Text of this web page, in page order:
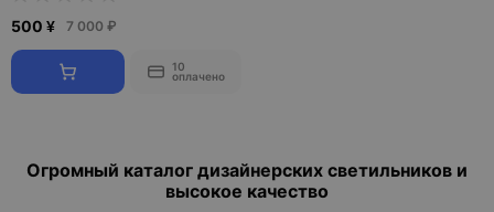
500 ¥ 7 000 ₽
10
оплачено
Огромный каталог дизайнерских светильников и
высокое качество